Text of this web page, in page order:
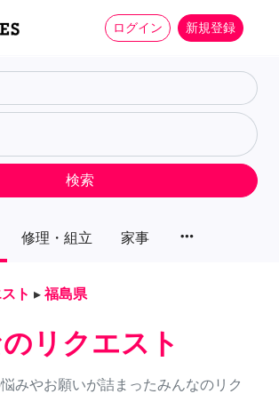
ログイン 新規登録
修理・組立 家事 more_horiz
検索
ト ▸ 福島県
リクエスト
みやお願いが詰まったみんなのリク